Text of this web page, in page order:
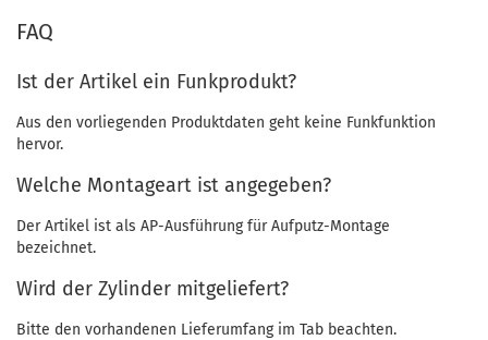
FAQ
Ist der Artikel ein Funkprodukt?
Aus den vorliegenden Produktdaten geht keine Funkfunktion
hervor.
Welche Montageart ist angegeben?
Der Artikel ist als AP-Ausführung für Aufputz-Montage
bezeichnet.
Wird der Zylinder mitgeliefert?
Bitte den vorhandenen Lieferumfang im Tab beachten.